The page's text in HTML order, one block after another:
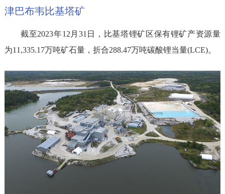
津巴布韦比基塔矿
截至2023年12月31日，比基塔锂矿区保有锂矿产资源量
为11,335.17万吨矿石量，折合288.47万吨碳酸锂当量(LCE)。